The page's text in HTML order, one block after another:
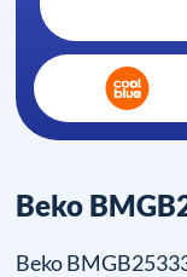
Beko
Beko